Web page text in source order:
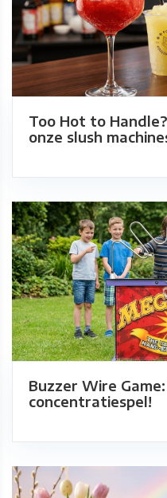
Too Hot to
onze slush
Buzzer Wire
concentratiespel!